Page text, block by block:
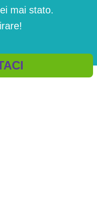
mai stato.